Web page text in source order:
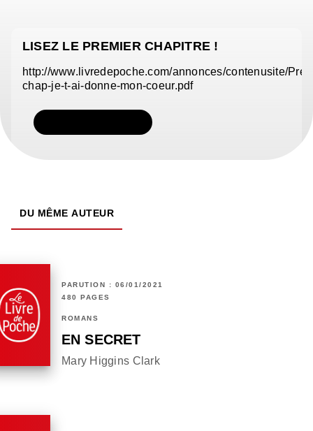
LISEZ LE PREMIER CHAPITRE !
http://www.livredepoche.com/annonces/contenusite/
chap-je-t-ai-donne-mon-coeur.pdf
DU MÊME AUTEUR
PARUTION : 06/01/2021
480 PAGES
ROMANS
EN SECRET
Mary Higgins Clark